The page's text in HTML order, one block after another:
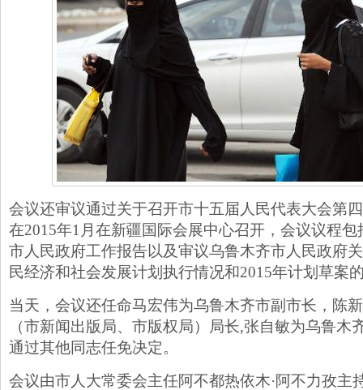
会议还审议通过关于召开市十五届人民代表大会第
在2015年1月在新疆国际会展中心召开，会议议程
市人民政府工作报告以及审议乌鲁木齐市人民政府
民经济和社会发展计划执行情况和2015年计划草案
当天，会议还任命马宏伟为乌鲁木齐市副市长，陈
（市新闻出版局、市版权局）局长,张自敏为乌鲁木
通过其他同志任免决定。
会议由市人大常委会主任阿不都热依木·阿不力孜主